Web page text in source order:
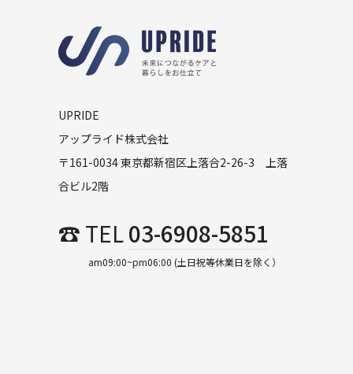
UPRIDE
アップライド株式会社
〒161-0034 東京都新宿区上落合2-26-3 上落
合ビル2階
☎ TEL03-6908-5851
am09:00~pm06:00 (土日祝等休業日を除く）